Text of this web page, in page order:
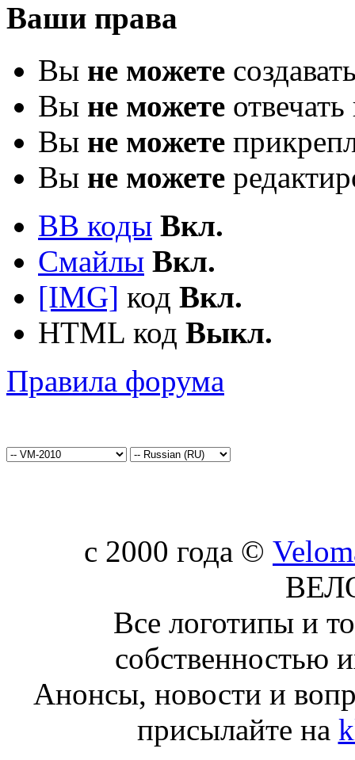
Ваши права
Вы не можете
Вы не можете
Вы не можете
Вы не можете
BB коды Вкл.
Смайлы Вкл.
[IMG] код Вкл.
HTML код Выкл.
Правила форума
c 2000 года ©
Все логотипы и
собственностью
Анонсы, новости и
присылайте на